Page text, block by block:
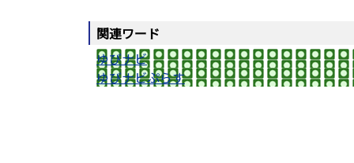
関連ワード
ゆびナビ
ゆびナビぷらす